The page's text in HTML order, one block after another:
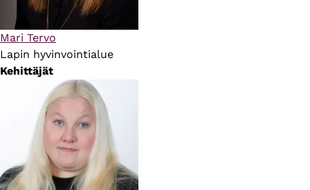
Mari Tervo
Lapin hyvinvointialue
Kehittäjät